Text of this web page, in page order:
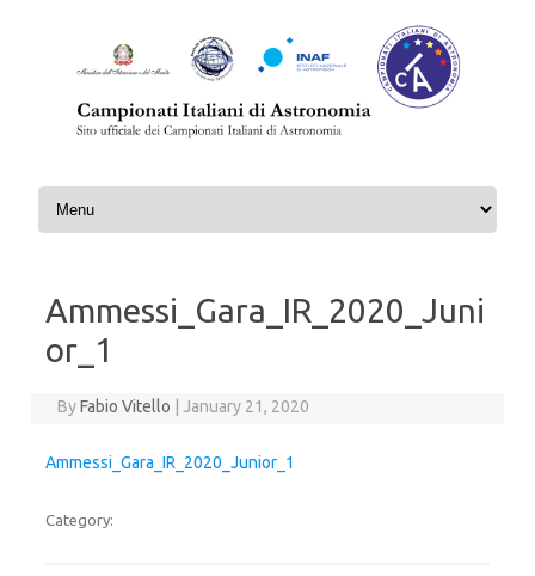
Skip to content
Ammessi_Gara_IR_2020_Juni
or_1
ByFabio Vitello January 21, 2020
Ammessi_Gara_IR_2020_Junior_1
Category: